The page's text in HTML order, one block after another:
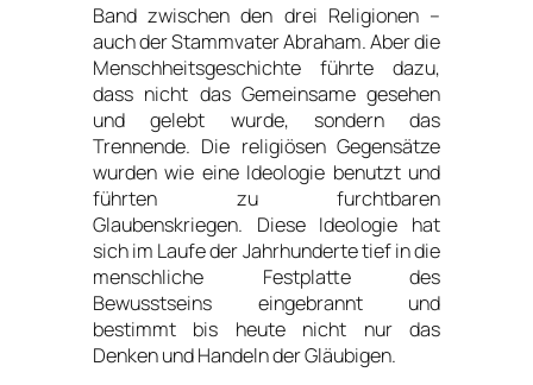
Band zwischen den drei Religionen –
auch der Stammvater Abraham. Aber die
Menschheitsgeschichte führte dazu,
dass nicht das Gemeinsame gesehen
und gelebt wurde, sondern das
Trennende. Die religiösen Gegensätze
wurden wie eine Ideologie benutzt und
führten zu furchtbaren
Glaubenskriegen. Diese Ideologie hat
sich im Laufe der Jahrhunderte tief in die
menschliche Festplatte des
Bewusstseins eingebrannt und
bestimmt bis heute nicht nur das
Denken und Handeln der Gläubigen.